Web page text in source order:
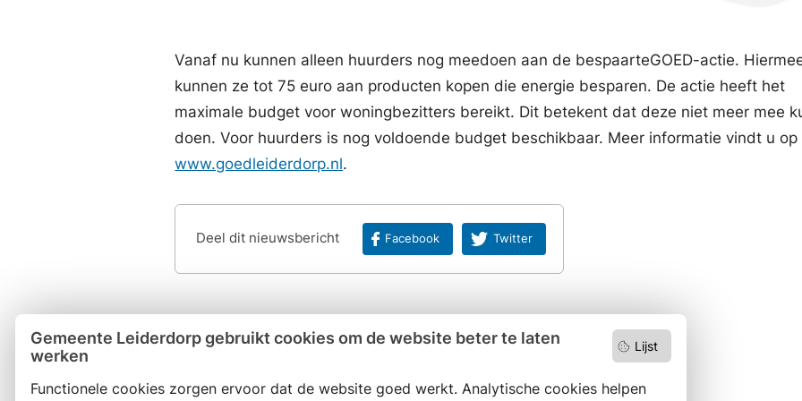
Lijst
Gemeente Leiderdorp gebruikt cookies om de website beter te laten
werken
Functionele cookies zorgen ervoor dat de website goed werkt. Analytische cookies helpen
Vanaf nu kunnen alleen huurders nog meedoen aan de bespaarteGOED-actie.
kunnen ze tot 75 euro aan producten kopen die energie besparen. De actie heeft het
maximale budget voor woningbezitters bereikt. Dit betekent dat deze niet meer mee
doen. Voor huurders is nog voldoende budget beschikbaar. Meer informatie vindt u op
www.goedleiderdorp.nl.
Deel dit nieuwsbericht Facebook Twitter